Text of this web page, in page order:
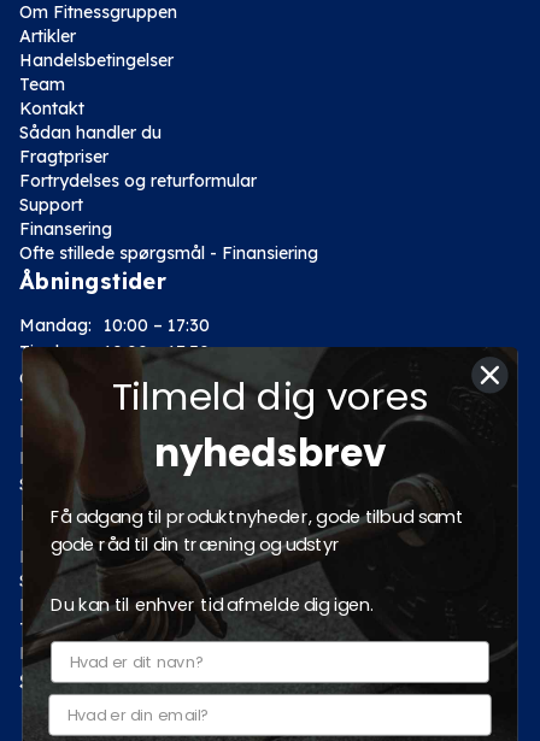
Om Fitnessgruppen
Artikler
Handelsbetingelser
Team
Kontakt
Sådan handler du
Fragtpriser
Fortrydelses og returformular
Support
Finansering
Ofte stillede spørgsmål - Finansiering
Åbningstider
Mandag:
10:00 – 17:30
Tirsdag: 10:00 – 17:30
Onsdag:
10:00 – 17:30
Torsdag:
10:00 – 17:30
Fredag:
Lørdag:
10:00 – 14:00
Søndag: Lukket
Kategorier
Motion
Styrketræning
Fitness
Tilbud
Pro fitnessudstyr
Sociale medier
Tilmeld dig vores
nyhedsbrev
Få adgang til produktnyheder, gode tilbud samt
gode råd til din træning og udstyr
Du kan til enhver tid afmelde dig igen.